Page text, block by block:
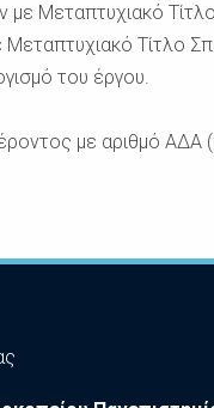
με Μεταπτυχιακό
Μεταπτυχιακό Τίτλο
του έργου.
με αριθμό ΑΔΑ